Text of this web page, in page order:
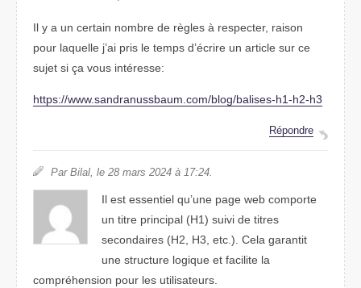
Il y a un certain nombre de règles à respecter, raison
pour laquelle j’ai pris le temps d’écrire un article sur ce
sujet si ça vous intéresse:
https://www.sandranussbaum.com/blog/balises-h1-h2-h3
Répondre
Par Bilal, le 28 mars 2024 à 17:24.
Il est essentiel qu’une page web comporte
un titre principal (H1) suivi de titres
secondaires (H2, H3, etc.). Cela garantit
une structure logique et facilite la
compréhension pour les utilisateurs.